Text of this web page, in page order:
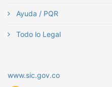
Ayuda / PQR
Todo lo Legal
www.sic.gov.co